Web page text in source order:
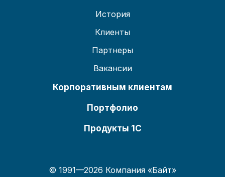
История
Клиенты
Партнеры
Вакансии
Корпоративным клиентам
Портфолио
Продукты 1С
© 1991—2026 Компания «Байт»